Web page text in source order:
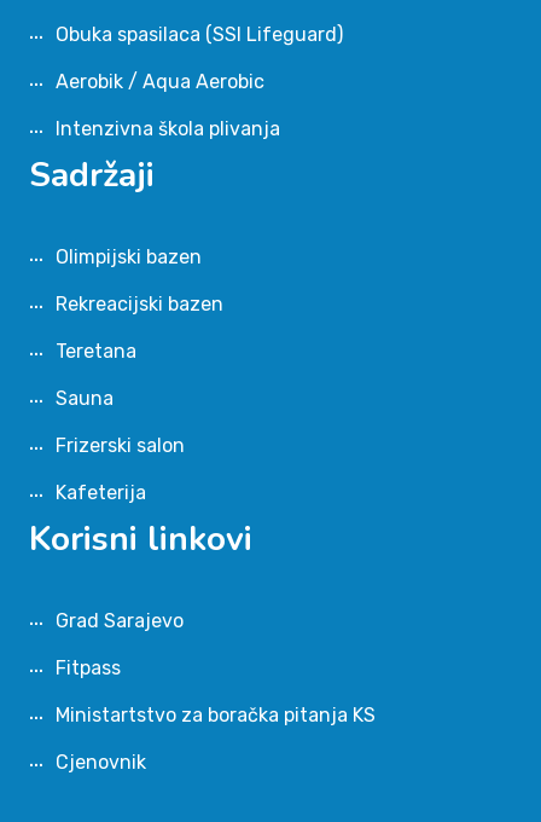
Obuka spasilaca (SSI Lifeguard)
Aerobik / Aqua Aerobic
Intenzivna škola plivanja
Sadržaji
Olimpijski bazen
Rekreacijski bazen
Teretana
Sauna
Frizerski salon
Kafeterija
Korisni linkovi
Grad Sarajevo
Fitpass
Ministartstvo za boračka pitanja KS
Cjenovnik